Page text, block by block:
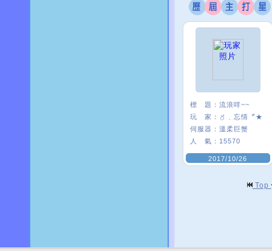
標 題： 流浪咩~~
玩 家：
〥﹑忘情〞★
伺服器： 溫柔巨蟹
人 氣： 15570
2017/10/26
Top